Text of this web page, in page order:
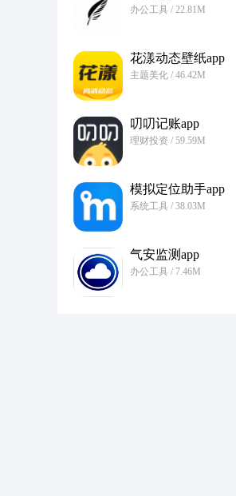
办公工具 / 22.81M
花漾动态壁纸app
主题美化 / 46.42M
叨叨记账app
理财投资 / 59.59M
模拟定位助手app
系统工具 / 38.03M
气安监测app
办公工具 / 7.46M